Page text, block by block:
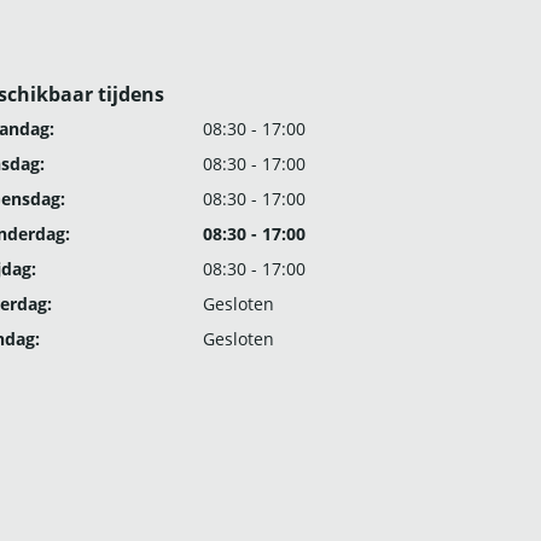
tijdens
08:30 - 17:00
08:30 - 17:00
08:30 - 17:00
08:30 - 17:00
08:30 - 17:00
Gesloten
Gesloten